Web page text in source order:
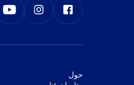
‫حول‬